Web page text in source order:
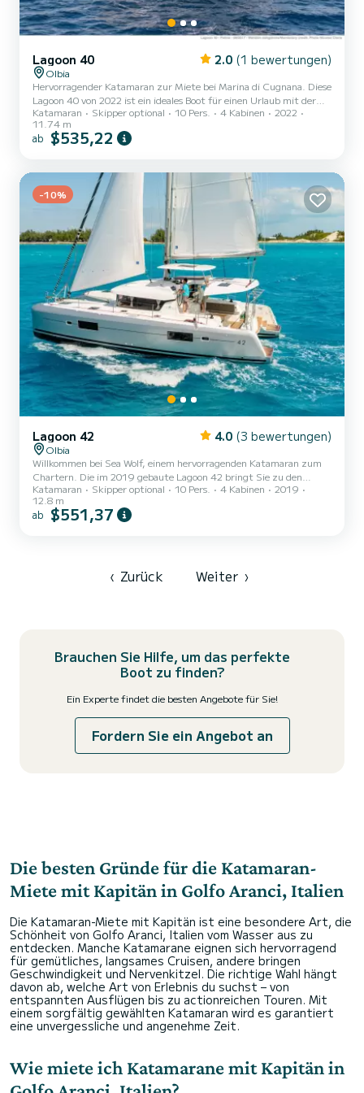
Lagoon 40 2.0 (1 bewertungen)
Olbia
Hervorragender Katamaran zur Miete bei Marina di Cugnana. Diese
Lagoon 40 von 2022 ist ein ideales Boot für einen Urlaub mit der
Familie oder Freunden. Das Boot verfügt über 4 komfortable
Kabinen und bietet Platz für 12 Personen . Mit einer Gesamtlänge
von 12 Metern wird es Ihr bester Verbündeter sein, um einen
Guantanamera über 4 mit Dusche Dieses Boot ist mit einem
durchg...
Katamaran Skipper optional 10 Pers. 4 Kabinen
2022
11.74 m
ab $535,22
-10%
Lagoon 42 4.0 (3 bewertungen)
Olbia
Willkommen bei Sea Wolf, einem hervorragenden Katamaran zum
Chartern. Die im 2019 gebaute Lagoon 42 bringt Sie zu den
schönsten Ankerplätzen der Marina di Cugnana. Das Boot hat 4
komfortable Kabinen und eine Bootskapazität von 12 Personen. Mit
einer Gesamtlänge von 13 Metern ist es Ihr bester Verbündeter für
Katamaran Skipper optional 10 Pers. 4 Kabinen
2019
12.8 m
ab $551,37
‹ Zurück Weiter ›
Brauchen Sie Hilfe, um das perfekte
Boot zu finden?
Ein Experte findet die besten Angebote für Sie!
Fordern Sie ein Angebot an
Die besten Gründe für die Katamaran-
Miete mit Kapitän in Golfo Aranci, Italien
Die Katamaran-Miete mit Kapitän ist eine besondere Art, die
Schönheit von Golfo Aranci, Italien vom Wasser aus zu
entdecken. Manche Katamarane eignen sich hervorragend
für gemütliches, langsames Cruisen, andere bringen
Geschwindigkeit und Nervenkitzel. Die richtige Wahl hängt
davon ab, welche Art von Erlebnis du suchst – von
entspannten Ausflügen bis zu actionreichen Touren. Mit
einem sorgfältig gewählten Katamaran wird es garantiert
eine unvergessliche und angenehme Zeit.
Wie miete ich Katamarane mit Kapitän in